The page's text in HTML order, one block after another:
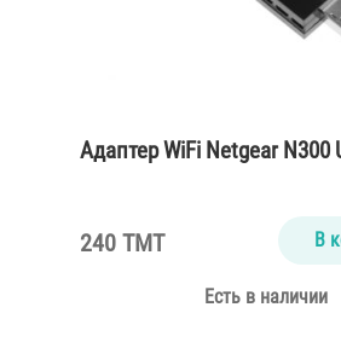
Адаптер WiFi Netgear N300
240 TMT В
Есть в наличии